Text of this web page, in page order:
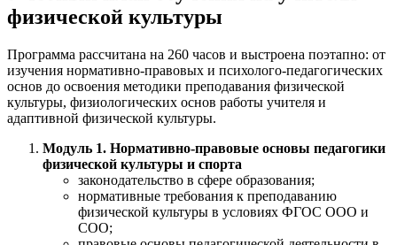
физической культуры
Программа рассчитана на 260 часов и выстроена поэтапно: от
изучения нормативно-правовых и психолого-педагогических
основ до освоения методики преподавания физической
культуры, физиологических основ работы учителя и
адаптивной физической культуры.
Модуль 1. Нормативно-правовые основы педагогики
физической культуры и спорта
законодательство в сфере образования;
нормативные требования к преподаванию
физической культуры в условиях ФГОС ООО и
СОО;